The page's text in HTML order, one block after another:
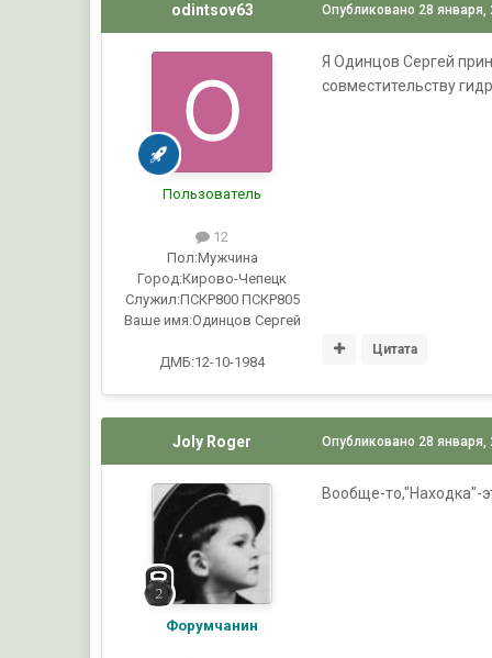
odintsov63
Пользователь
12
Пол:Мужчина
Город:Кирово-Чепецк
Служил:ПСКР800 ПСКР805
Ваше имя:Одинцов Сергей
ДМБ:12-10-1984
Опубликовано 28 января,
Я Одинцов Сергей
совместительству
Цитата
Joly Roger
Форумчанин
Опубликовано 28 января,
Вообще-то,"Находка"-